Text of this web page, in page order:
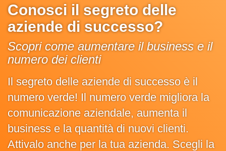
Conosci il segreto delle
aziende di successo?
Scopri come aumentare il business e il
numero dei clienti
Il segreto delle aziende di successo è il
numero verde! Il numero verde migliora la
comunicazione aziendale, aumenta il
business e la quantità di nuovi clienti.
Attivalo anche per la tua azienda. Scegli la